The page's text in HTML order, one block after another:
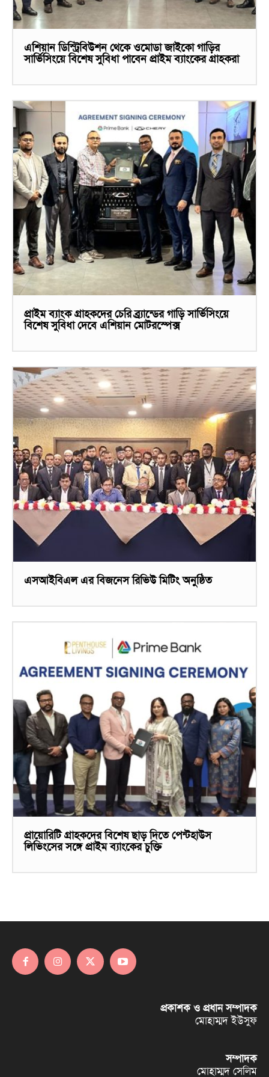
এশিয়ান ডিস্ট্রিবিউশন থেকে ওমোডা জাইকো গাড়ির
সার্ভিসিংয়ে বিশেষ সুবিধা পাবেন প্রাইম ব্যাংকের গ্রাহকরা
প্রাইম ব্যাংক গ্রাহকদের চেরি ব্র্র্যান্ডের গাড়ি সার্ভিসিংয়ে
বিশেষ সুবিধা দেবে এশিয়ান মোটরস্পেক্স
এসআইবিএল এর বিজনেস রিভিউ মিটিং অনুষ্ঠিত
প্রায়োরিটি গ্রাহকদের বিশেষ ছাড় দিতে পেন্টহাউস
লিভিংসের সঙ্গে প্রাইম ব্যাংকের চুক্তি
প্রকাশক ও প্রধান সম্পাদক
মোহাম্মদ ইউসুফ
সম্পাদক
মোহাম্মদ সেলিম